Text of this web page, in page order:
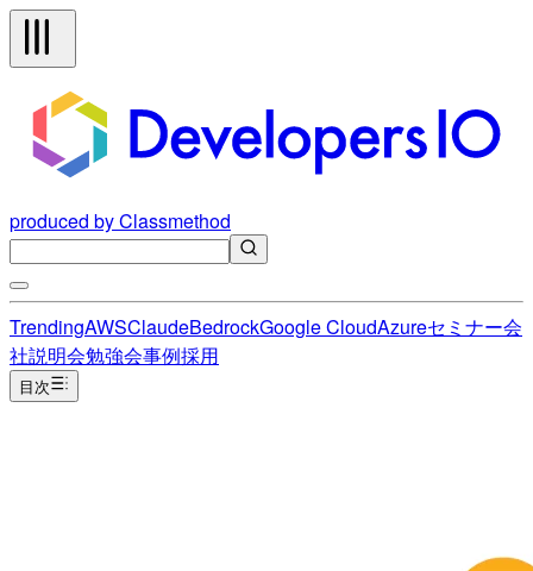
produced by Classmethod
TrendingAWSClaudeBedrockGoogle CloudAzureセミナー会
社説明会勉強会事例採用
目次